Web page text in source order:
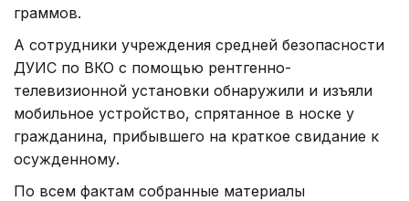
граммов.
А сотрудники учреждения средней безопасности
ДУИС по ВКО с помощью рентгенно-
телевизионной установки обнаружили и изъяли
мобильное устройство, спрятанное в носке у
гражданина, прибывшего на краткое свидание к
осужденному.
По всем фактам собранные материалы